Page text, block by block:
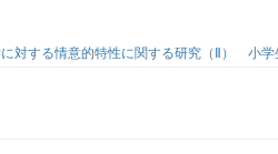
対する情意的特性に関する研究（Ⅱ） 小